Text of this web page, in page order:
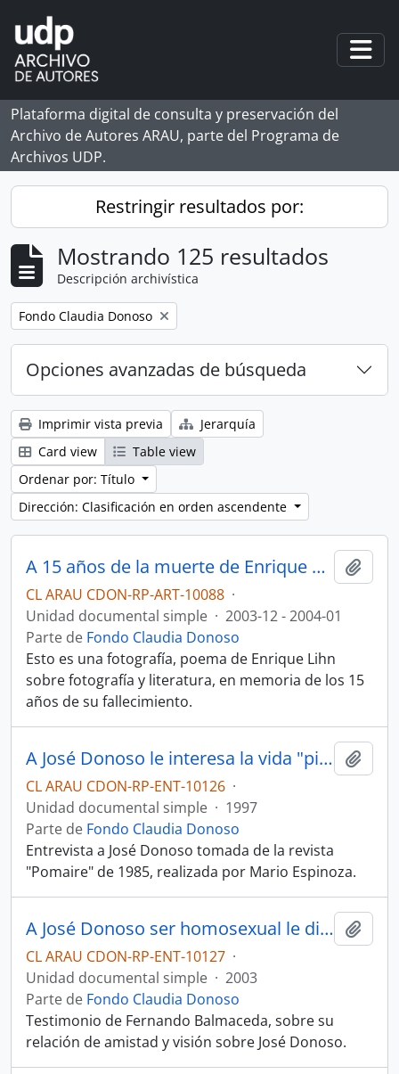
Skip to main content
Plataforma digital de consulta y preservación del
Archivo de Autores ARAU, parte del Programa de
Archivos UDP.
Restringir resultados por:
Mostrando 125 resultados
Descripción archivística
Remove filter:
Fondo Claudia Donoso
Opciones avanzadas de búsqueda
Imprimir vista previa
Jerarquía
Card view
Table view
Ordenar por: Título
Dirección: Clasificación en orden ascendente
A 15 años de la muerte de Enrique Lihn
CL ARAU CDON-RP-ART-10088 ·
Unidad documental simple · 2003-12 - 2004-01
Parte de Fondo Claudia Donoso
Esto es una fotografía, poema de Enrique Lihn
sobre fotografía y literatura, en memoria de los 15
años de su fallecimiento.
A José Donoso le interesa la vida "pilucha". Entrevista de "Pomaire"
CL ARAU CDON-RP-ENT-10126 ·
Unidad documental simple · 1997
Parte de Fondo Claudia Donoso
Entrevista a José Donoso tomada de la revista
"Pomaire" de 1985, realizada por Mario Espinoza.
A José Donoso ser homosexual le distorsionó la vida. Artículo
CL ARAU CDON-RP-ENT-10127 ·
Unidad documental simple · 2003
Parte de Fondo Claudia Donoso
Testimonio de Fernando Balmaceda, sobre su
relación de amistad y visión sobre José Donoso.